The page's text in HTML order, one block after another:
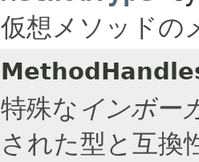
仮想メソッドの
特殊な インボー
された型と互換